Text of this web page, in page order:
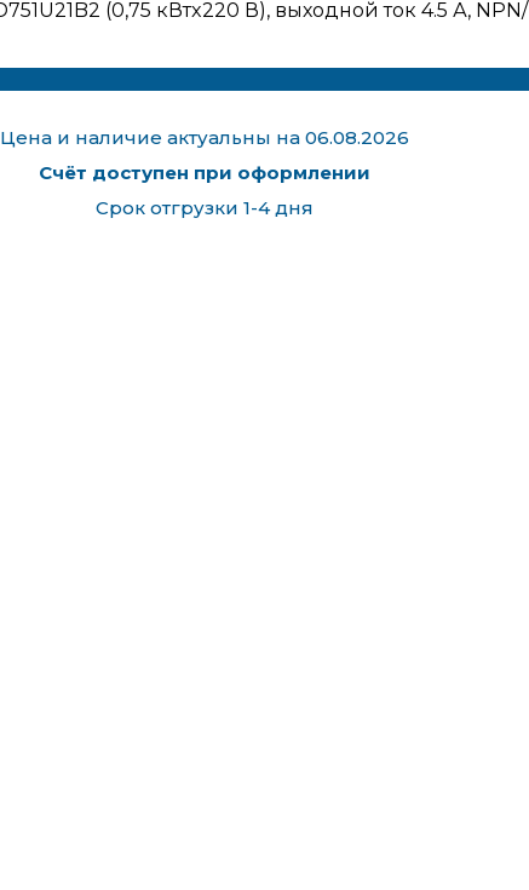
Цена и наличие актуальны на 06.08.2026
Счёт доступен при оформлении
Срок отгрузки 1-4 дня